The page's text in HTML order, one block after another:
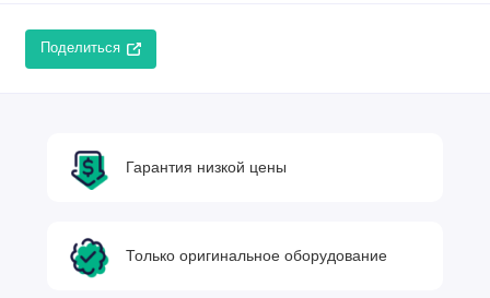
Поделиться
Гарантия низкой цены
Только оригинальное оборудование